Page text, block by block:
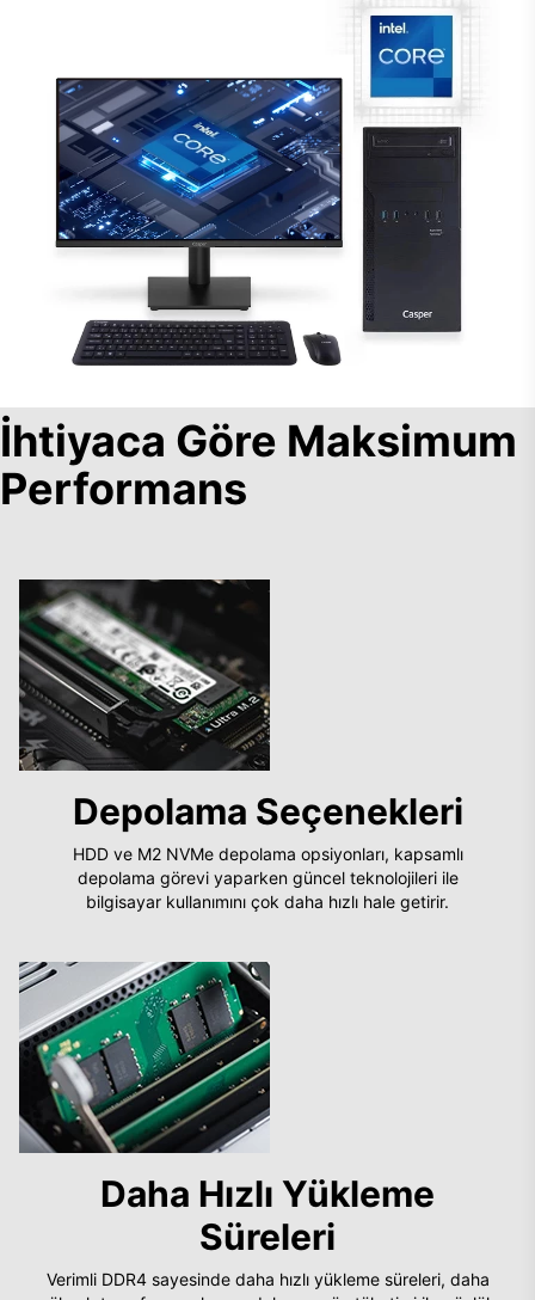
İhtiyaca Göre Maksimum
Performans
Depolama Seçenekleri
HDD ve M2 NVMe depolama opsiyonları, kapsamlı
depolama görevi yaparken güncel teknolojileri ile
bilgisayar kullanımını çok daha hızlı hale getirir.
Daha Hızlı Yükleme
Süreleri
Verimli DDR4 sayesinde daha hızlı yükleme süreleri, daha